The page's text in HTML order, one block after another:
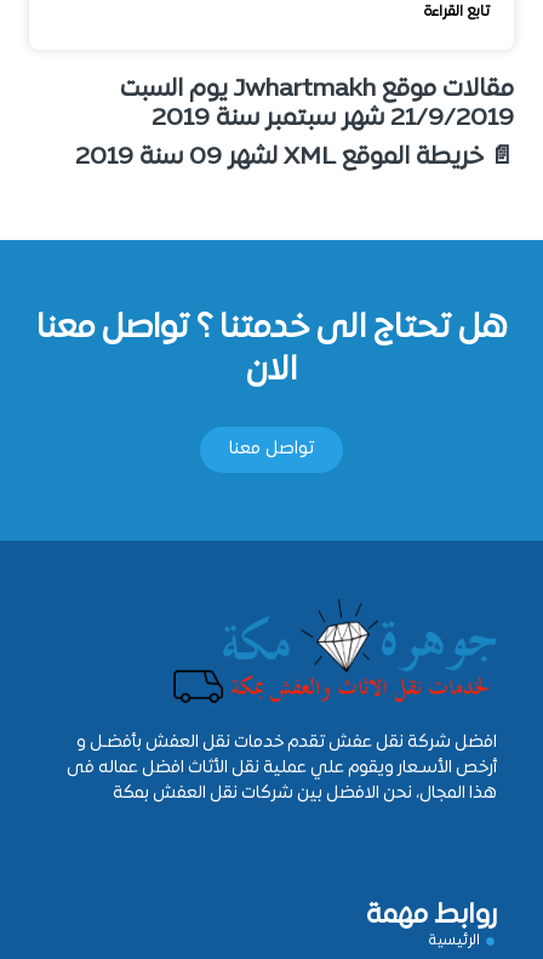
تابع القراءة
مقالات موقع Jwhartmakh يوم السبت
21/9/2019 شهر سبتمبر سنة 2019
📄 خريطة الموقع XML لشهر 09 سنة 2019
هل تحتاج الى خدمتنا ؟ تواصل معنا
الان
تواصل معنا
افضل شركة نقل عفش تقدم خدمات نقل العفش بأفضـل و
أرخص الأسـعار ويقوم علي عملية نقل الأثاث افضل عماله فى
هذا المجال، نحن الافضل بين شركات نقل العفش بمكة
روابط مهمة
الرئيسية